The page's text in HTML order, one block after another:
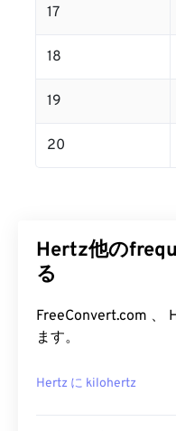
17
18
19
20
Hertz他の
る
FreeConvert.com 、
ます。
Hertz に kilohertz